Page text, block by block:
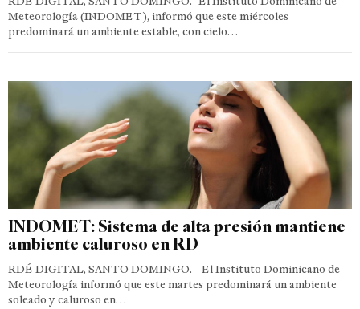
Meteorología (INDOMET), informó que este miércoles
predominará un ambiente estable, con cielo…
INDOMET: Sistema de alta presión mantiene
ambiente caluroso en RD
RDÉ DIGITAL, SANTO DOMINGO.– El Instituto Dominicano de
Meteorología informó que este martes predominará un ambiente
soleado y caluroso en…